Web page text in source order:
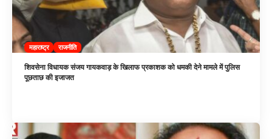
महाराष्ट्र राजनीति
शिवसेना विधायक संजय गायकवाड़ के खिलाफ प्रकाशक को धमकी देने मामले में पुलिस
पूछताछ की इजाजत